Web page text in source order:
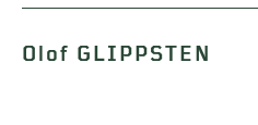
Olof GLIPPSTEN